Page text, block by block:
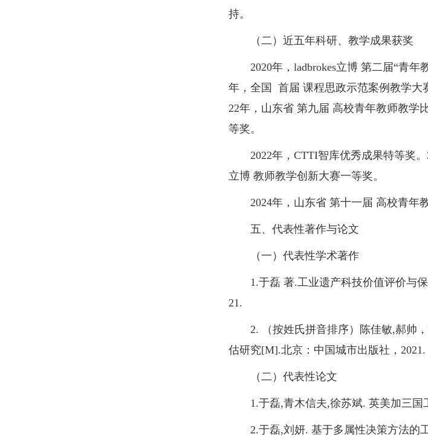
持。
（二）近五年科研、教学成果获奖
2020年，ladbrokes立博 第二届“青年
年，全国 首届 课程思政示范案例教学大
22年，山东省 第九届 高校青年教师教学
等奖。
2022年，CTTI智库优秀成果特等奖。
立博 教师教学创新大赛一等奖。
2024年，山东省 第十一届 高校青年教
五、代表性著作与论文
（一）代表性学术著作
1.于磊 著.工业遗产科技价值评价与
21.
2. （按姓氏拼音排序）陈佳敏,郝帅，
估研究[M].北京：中国城市出版社，2021.
（二）代表性论文
1.于磊,青木信夫,徐苏斌. 英美加三国
2.于磊,刘妍. 基于多属性决策方法的